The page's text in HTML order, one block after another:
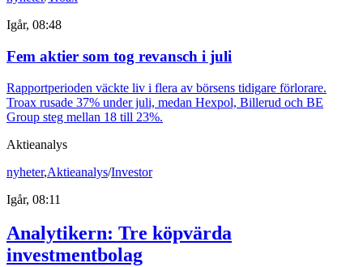
Igår, 08:48
Fem aktier som tog revansch i juli
Rapportperioden väckte liv i flera av börsens tidigare förlorare.
Troax rusade 37% under juli, medan Hexpol, Billerud och BE
Group steg mellan 18 till 23%.
Aktieanalys
nyheter,Aktieanalys/Investor
Igår, 08:11
Analytikern: Tre köpvärda
investmentbolag